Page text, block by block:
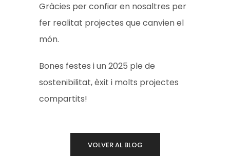
Gràcies per confiar en nosaltres per
fer realitat projectes que canvien el
món.
Bones festes i un 2025 ple de
sostenibilitat, èxit i molts projectes
compartits!
VOLVER AL BLOG